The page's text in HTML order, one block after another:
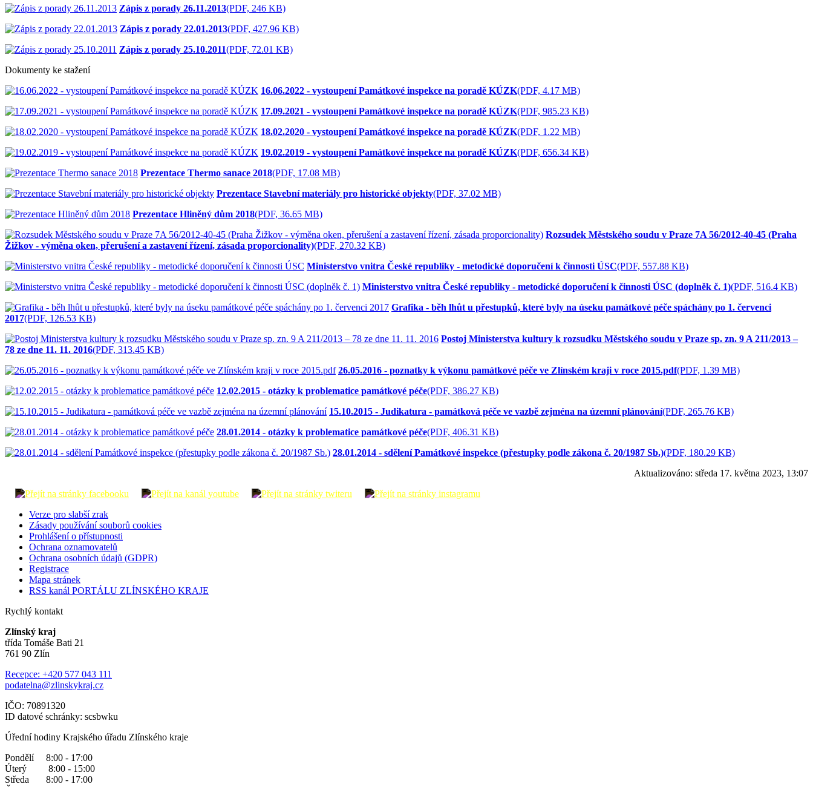
Zápis z porady 26.11.2013(PDF, 246 KB)
Zápis z porady 22.01.2013(PDF, 427.96 KB)
Zápis z porady 25.10.2011(PDF, 72.01 KB)
Dokumenty ke stažení
16.06.2022 - vystoupení Památkové inspekce na poradě KÚZK(PDF, 4.17 MB)
17.09.2021 - vystoupení Památkové inspekce na poradě KÚZK(PDF, 985.23 KB)
18.02.2020 - vystoupení Památkové inspekce na poradě KÚZK(PDF, 1.22 MB)
19.02.2019 - vystoupení Památkové inspekce na poradě KÚZK(PDF, 656.34 KB)
Prezentace Thermo sanace 2018(PDF, 17.08 MB)
Prezentace Stavební materiály pro historické objekty(PDF, 37.02 MB)
Prezentace Hliněný dům 2018(PDF, 36.65 MB)
Rozsudek Městského soudu v Praze 7A 56/2012-40-45 (Praha
Žižkov - výměna oken, přerušení a zastavení řízení, zásada proporcionality)(PDF, 270.32 KB)
Ministerstvo vnitra České republiky - metodické doporučení k činnosti ÚSC(PDF, 557.88 KB)
Ministerstvo vnitra České republiky - metodické doporučení k činnosti ÚSC (doplněk č. 1)(PDF, 516.4 KB)
Grafika - běh lhůt u přestupků, které byly na úseku památkové péče spáchány po 1. červenci
2017(PDF, 126.53 KB)
Postoj Ministerstva kultury k rozsudku Městského soudu v Praze sp. zn. 9 A 211/2013 –
78 ze dne 11. 11. 2016(PDF, 313.45 KB)
26.05.2016 - poznatky k výkonu památkové péče ve Zlínském kraji v roce 2015.pdf(PDF, 1.39 MB)
12.02.2015 - otázky k problematice památkové péče(PDF, 386.27 KB)
15.10.2015 - Judikatura - památková péče ve vazbě zejména na územní plánování(PDF, 265.76 KB)
28.01.2014 - otázky k problematice památkové péče(PDF, 406.31 KB)
28.01.2014 - sdělení Památkové inspekce (přestupky podle zákona č. 20/1987 Sb.)(PDF, 180.29 KB)
Aktualizováno: středa 17. května 2023, 13:07
Verze pro slabší zrak
Zásady používání souborů cookies
Prohlášení o přístupnosti
Ochrana oznamovatelů
Ochrana osobních údajů (GDPR)
Registrace
Mapa stránek
RSS kanál PORTÁLU ZLÍNSKÉHO KRAJE
Rychlý kontakt
Zlínský kraj
třída Tomáše Bati 21
761 90 Zlín
Recepce: +420 577 043 111
podatelna@zlinskykraj.cz
IČO: 70891320
ID datové schránky: scsbwku
Úřední hodiny Krajského úřadu Zlínského kraje
Pondělí 8:00 - 17:00
Úterý 8:00 - 15:00
Středa 8:00 - 17:00